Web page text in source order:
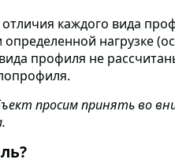
каждого вида
нагрузке
профиля не
просим принять во